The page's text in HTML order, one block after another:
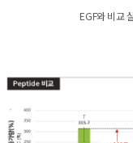
EGF와 비교